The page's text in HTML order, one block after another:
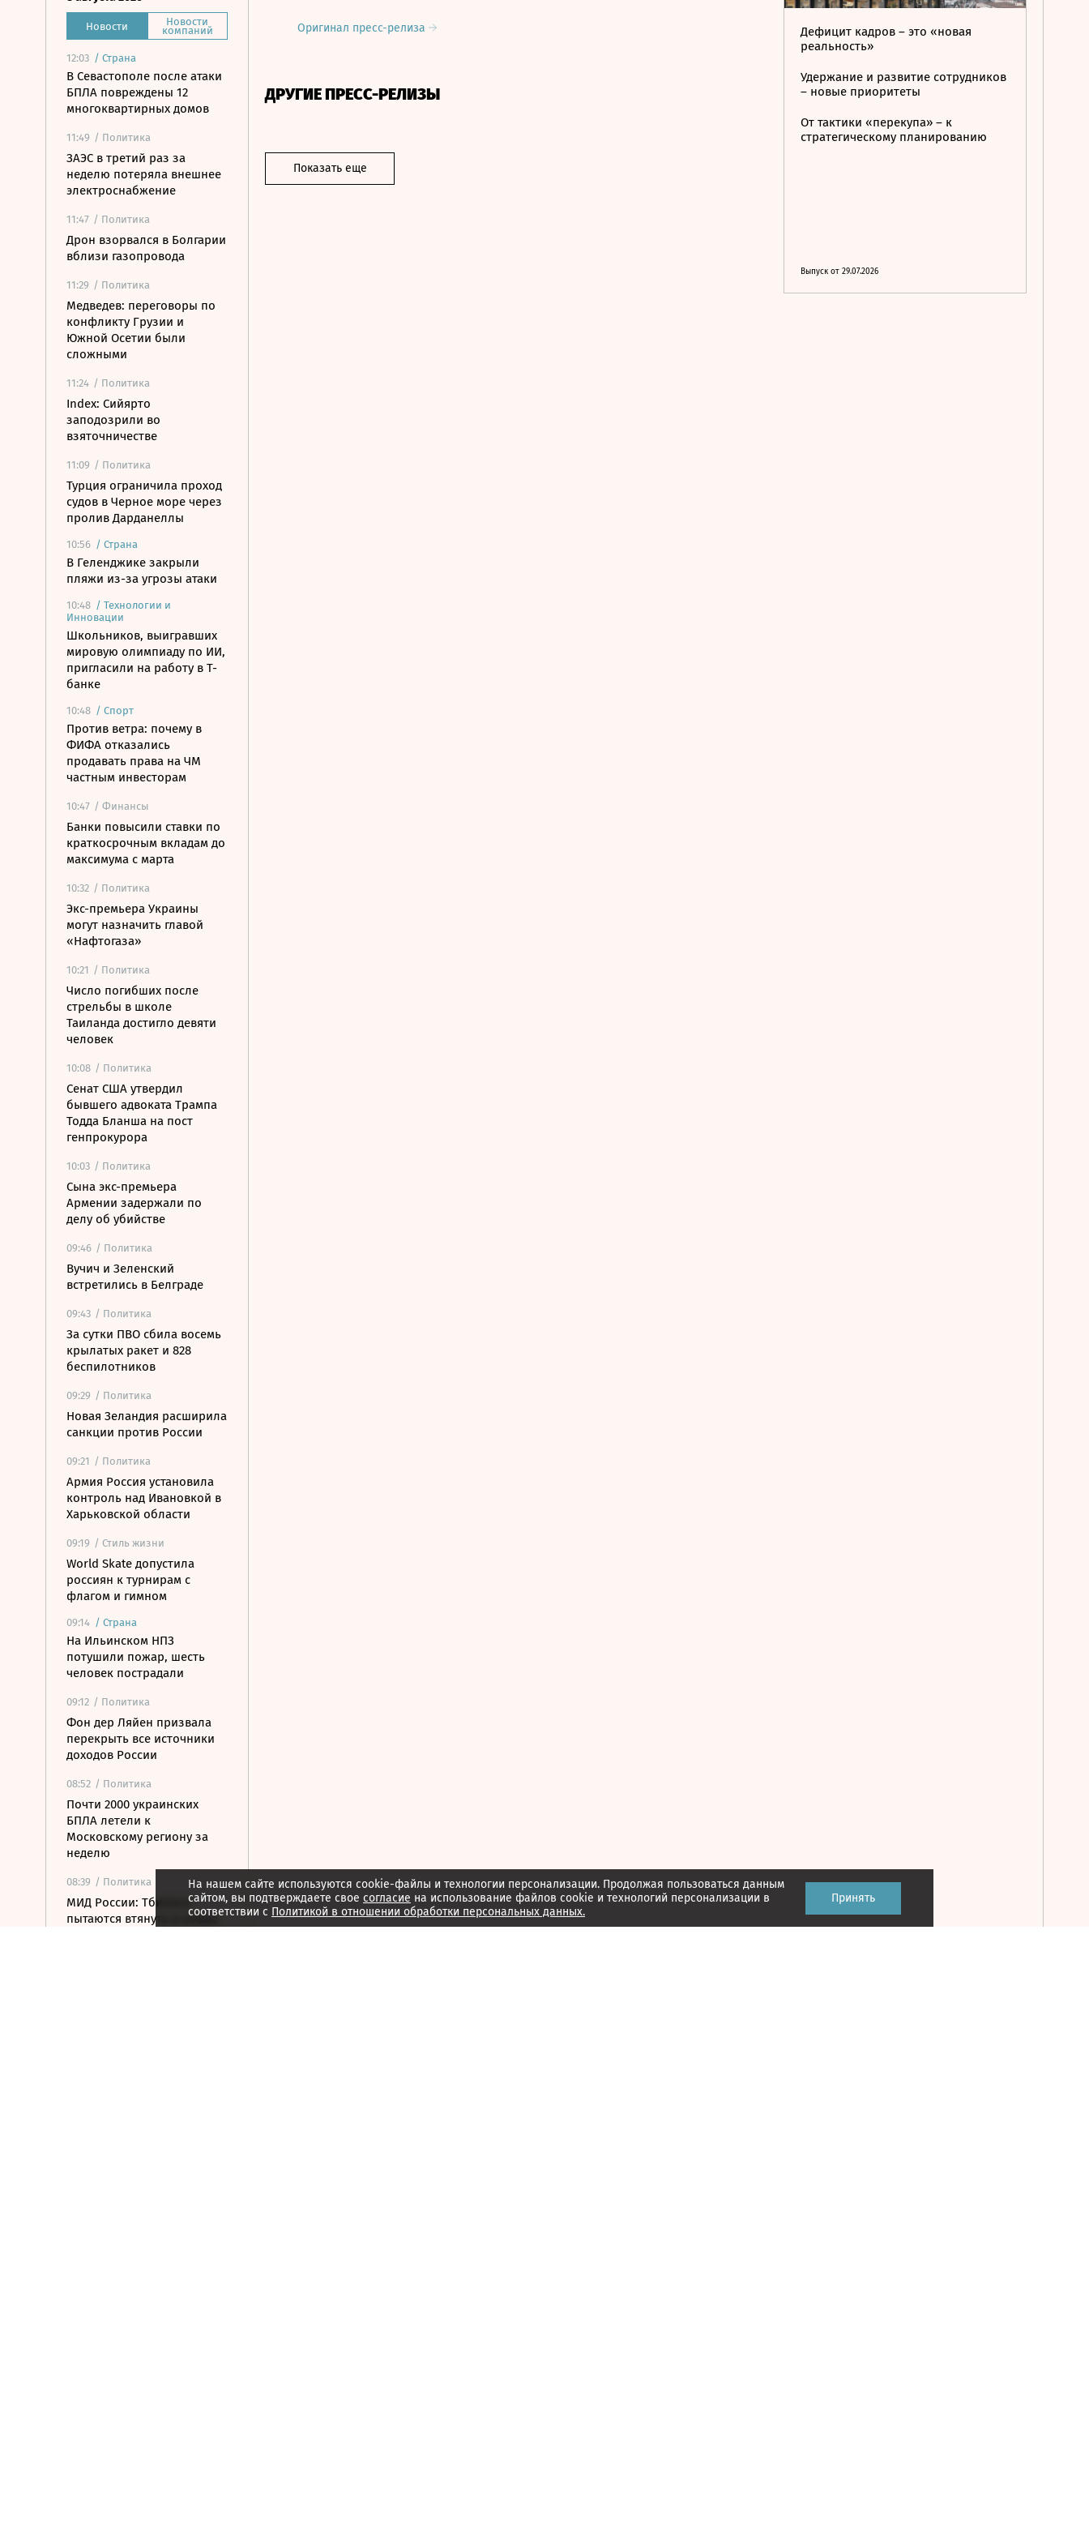
Новости Новости
компаний
12:03 / Страна
В Севастополе после атаки
БПЛА повреждены 12
многоквартирных домов
11:49 / Политика
ЗАЭС в третий раз за
неделю потеряла внешнее
электроснабжение
11:47 / Политика
Дрон взорвался в Болгарии
вблизи газопровода
11:29 / Политика
Медведев: переговоры по
конфликту Грузии и
Южной Осетии были
сложными
11:24 / Политика
Index: Сийярто
заподозрили во
взяточничестве
11:09 / Политика
Турция ограничила проход
судов в Черное море через
пролив Дарданеллы
10:56 / Страна
В Геленджике закрыли
пляжи из-за угрозы атаки
10:48 / Технологии и
Инновации
Школьников, выигравших
мировую олимпиаду по ИИ,
пригласили на работу в Т-
банке
10:48 / Спорт
Против ветра: почему в
ФИФА отказались
продавать права на ЧМ
частным инвесторам
10:47 / Финансы
Банки повысили ставки по
краткосрочным вкладам до
максимума с марта
10:32 / Политика
Экс-премьера Украины
могут назначить главой
«Нафтогаза»
10:21 / Политика
Число погибших после
стрельбы в школе
Таиланда достигло девяти
человек
10:08 / Политика
Сенат США утвердил
бывшего адвоката Трампа
Тодда Бланша на пост
генпрокурора
10:03 / Политика
Сына экс-премьера
Армении задержали по
делу об убийстве
09:46 / Политика
Вучич и Зеленский
встретились в Белграде
09:43 / Политика
За сутки ПВО сбила восемь
крылатых ракет и 828
беспилотников
09:29 / Политика
Новая Зеландия расширила
санкции против России
09:21 / Политика
Армия Россия установила
контроль над Ивановкой в
Харьковской области
09:19 / Стиль жизни
World Skate допустила
россиян к турнирам с
флагом и гимном
09:14 / Страна
На Ильинском НПЗ
потушили пожар, шесть
человек пострадали
09:12 / Политика
Фон дер Ляйен призвала
перекрыть все источники
доходов России
08:52 / Политика
Почти 2000 украинских
БПЛА летели к
Московскому региону за
неделю
08:39 / Политика
МИД России: Тбилиси
пытаются втянуть в новые
Оригинал пресс-релиза
ДРУГИЕ ПРЕСС-РЕЛИЗЫ
Показать еще
Дефицит кадров – это «новая
реальность»
Удержание и развитие сотрудников
– новые приоритеты
От тактики «перекупа» – к
стратегическому планированию
Выпуск от 29.07.2026
На нашем сайте используются cookie-файлы и технологии персонализации. Продолжая пользоваться данным
сайтом, вы подтверждаете свое согласие на использование файлов cookie и технологий персонализации в
соответствии с Политикой в отношении обработки персональных данных.
Принять